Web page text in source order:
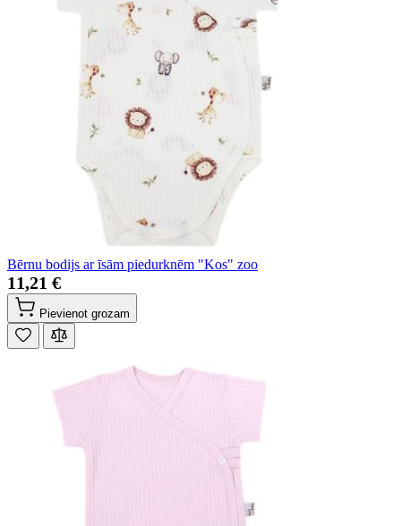
Bērnu bodijs ar īsām piedurknēm "Kos" zoo
11,21 €
Pievienot grozam